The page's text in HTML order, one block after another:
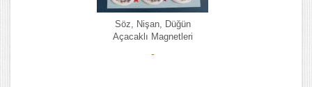
Söz, Nişan, Düğün
Açacaklı Magnetleri
-